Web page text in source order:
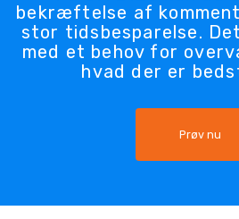
bekræftelse af
stor tidsbesparelse.
med et behov for
hvad der er
Prøv nu